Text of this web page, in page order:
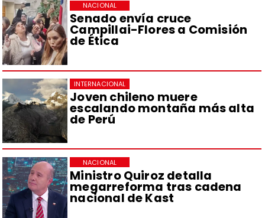
Senado envía cruce
Campillai-Flores a Comisión
de Ética
NACIONAL
Joven chileno muere
escalando montaña más alta
de Perú
INTERNACIONAL
Ministro Quiroz detalla
megarreforma tras cadena
nacional de Kast
NACIONAL